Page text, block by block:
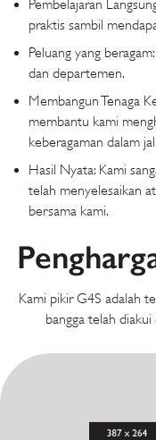
Pembelajaran
praktis sambil
Peluang yang
dan departemen.
Membangun Tenaga
membantu kami
keberagaman dalam
Hasil Nyata: Kami
telah menyelesaikan
bersama kami.
Kami pikir G4S adalah
bangga telah